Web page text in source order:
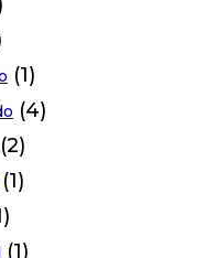
(1)
(4)
(2)
(1)
(1)